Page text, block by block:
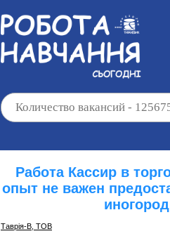
Работа Кассир в
опыт не важен
Таврія-В, ТОВ